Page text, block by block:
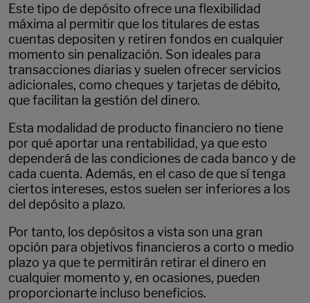
Este tipo de depósito ofrece una flexibilidad
máxima al permitir que los titulares de estas
cuentas depositen y retiren fondos en cualquier
momento sin penalización. Son ideales para
transacciones diarias y suelen ofrecer servicios
adicionales, como cheques y tarjetas de débito,
que facilitan la gestión del dinero.
Esta modalidad de producto financiero no tiene
por qué aportar una rentabilidad, ya que esto
dependerá de las condiciones de cada banco y de
cada cuenta. Además, en el caso de que sí tenga
ciertos intereses, estos suelen ser inferiores a los
del depósito a plazo.
Por tanto, los depósitos a vista son una gran
opción para objetivos financieros a corto o medio
plazo ya que te permitirán retirar el dinero en
cualquier momento y, en ocasiones, pueden
proporcionarte incluso beneficios.